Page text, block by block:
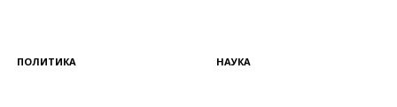
ПОЛИТИКА НАУКА